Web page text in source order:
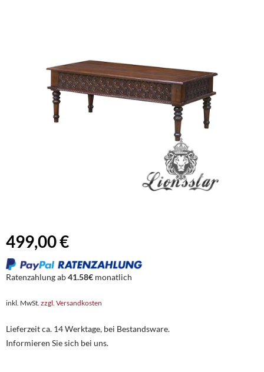
499,00 €
Ratenzahlung ab41.58€ monatlich
inkl. MwSt. zzgl. Versandkosten
Lieferzeit ca. 14 Werktage, bei Bestandsware.
Informieren Sie sich bei uns.